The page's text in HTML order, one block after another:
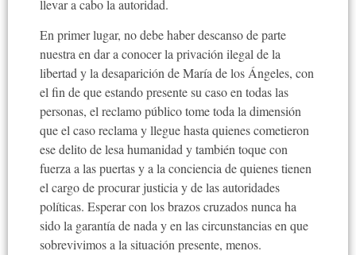
llevar a cabo la autoridad.
En primer lugar, no debe haber descanso de parte
nuestra en dar a conocer la privación ilegal de la
libertad y la desaparición de María de los Ángeles, con
el fin de que estando presente su caso en todas las
personas, el reclamo público tome toda la dimensión
que el caso reclama y llegue hasta quienes cometieron
ese delito de lesa humanidad y también toque con
fuerza a las puertas y a la conciencia de quienes tienen
el cargo de procurar justicia y de las autoridades
políticas. Esperar con los brazos cruzados nunca ha
sido la garantía de nada y en las circunstancias en que
sobrevivimos a la situación presente, menos.